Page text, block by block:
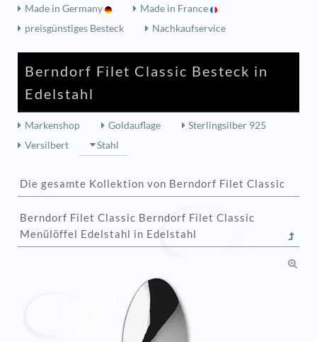
Made in Germany
Made in France
preisgünstiges Besteck
Nachkaufservice
Berndorf Filet Classic Besteck in
Edelstahl
Markenshop Goldauflage
Sterlingsilber 925
Versilbert
Stahl
Die gesamte Kollektion von Berndorf Filet Classic
Berndorf Filet Classic Berndorf Filet Classic
Menülöffel Edelstahl in Edelstahl